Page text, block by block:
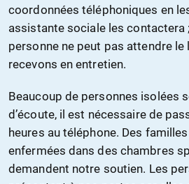
coordonnées téléphoniques en
assistante sociale les
personne ne peut pas attendre le
recevons en entretien.
Beaucoup de personnes isolées
d’écoute, il est nécessaire de
heures au téléphone. Des
enfermées dans des chambres
demandent notre soutien. Les